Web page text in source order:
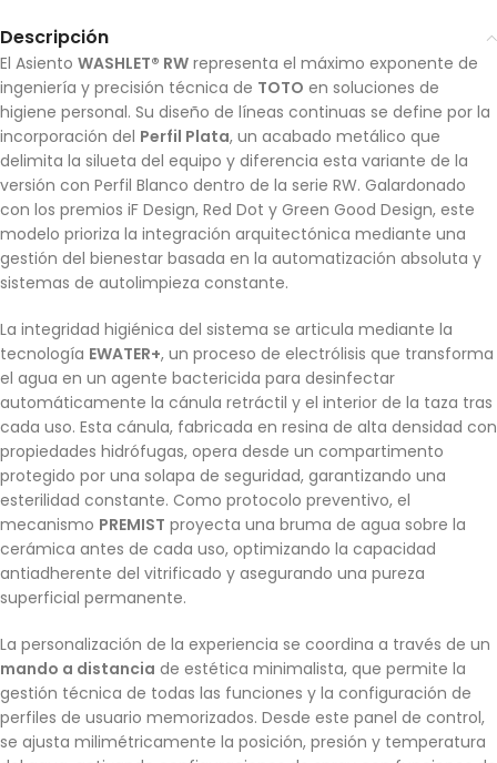
Descripción
El Asiento WASHLET® RW representa el máximo exponente de
ingeniería y precisión técnica de TOTO en soluciones de
higiene personal. Su diseño de líneas continuas se define por la
incorporación del Perfil Plata, un acabado metálico que
delimita la silueta del equipo y diferencia esta variante de la
versión con Perfil Blanco dentro de la serie RW. Galardonado
con los premios iF Design, Red Dot y Green Good Design, este
modelo prioriza la integración arquitectónica mediante una
gestión del bienestar basada en la automatización absoluta y
sistemas de autolimpieza constante.
La integridad higiénica del sistema se articula mediante la
tecnología EWATER+, un proceso de electrólisis que transforma
el agua en un agente bactericida para desinfectar
automáticamente la cánula retráctil y el interior de la taza tras
cada uso. Esta cánula, fabricada en resina de alta densidad con
propiedades hidrófugas, opera desde un compartimento
protegido por una solapa de seguridad, garantizando una
esterilidad constante. Como protocolo preventivo, el
mecanismo PREMIST proyecta una bruma de agua sobre la
cerámica antes de cada uso, optimizando la capacidad
antiadherente del vitrificado y asegurando una pureza
superficial permanente.
La personalización de la experiencia se coordina a través de un
mando a distancia de estética minimalista, que permite la
gestión técnica de todas las funciones y la configuración de
perfiles de usuario memorizados. Desde este panel de control,
se ajusta milimétricamente la posición, presión y temperatura